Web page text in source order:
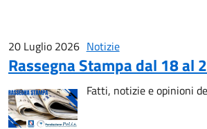
20 Luglio 2026 Notizie
Rassegna Stampa dal 18 al
Fatti, notizie e opinioni